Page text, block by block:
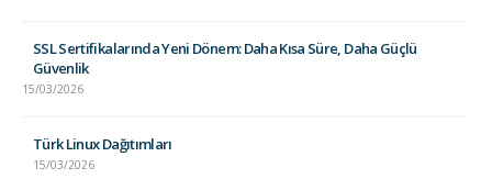
SSL Sertifikalarında Yeni Dönem: Daha Kısa Süre, Daha Güçlü
Güvenlik
15/03/2026
Türk Linux Dağıtımları
15/03/2026